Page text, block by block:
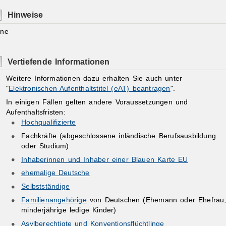
Hinweise
Vertiefende Informationen
Weitere Informationen dazu erhalten Sie auch unter
"Elektronischen Aufenthaltstitel (eAT) beantragen".
In einigen Fällen gelten andere Voraussetzungen und
Aufenthaltsfristen:
Hochqualifizierte
Fachkräfte (abgeschlossene inländische Berufsausbildung
oder Studium)
Inhaberinnen und Inhaber einer Blauen Karte EU
ehemalige Deutsche
Selbstständige
Familienangehörigevon Deutschen (Ehemann oder Ehefrau,
minderjährige ledige Kinder)
Asylberechtigte und Konventionsflüchtlinge